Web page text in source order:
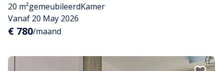
20 m²gemeubileerdKamer
Vanaf 20 May 2026
€ 780/maand